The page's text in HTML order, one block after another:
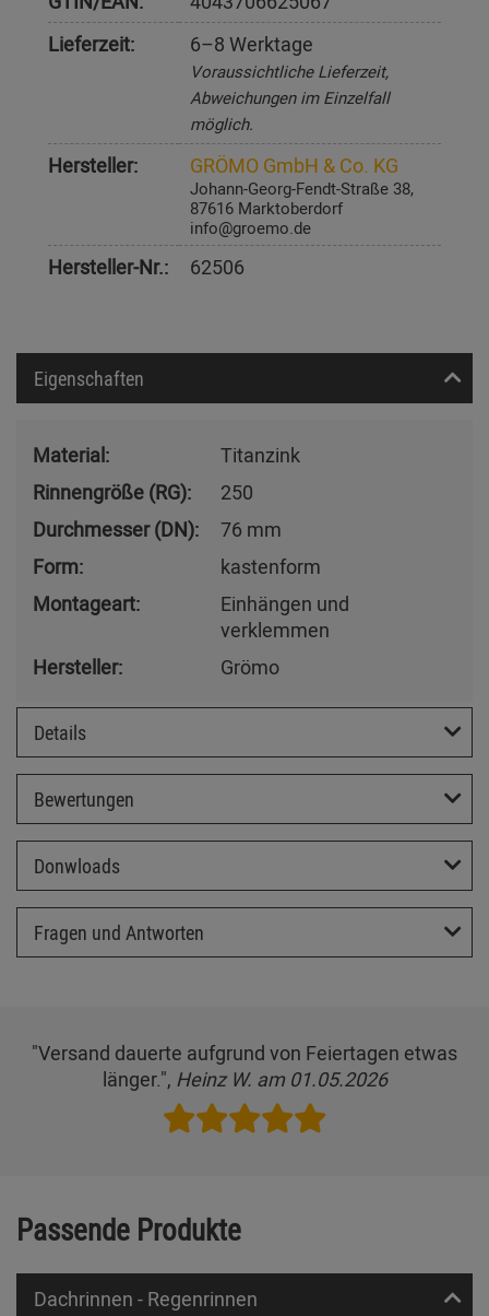
Lieferzeit:
6–8 Werktage
Voraussichtliche Lieferzeit,
Abweichungen im Einzelfall
möglich.
Hersteller: GRÖMO GmbH & Co. KG
Johann-Georg-Fendt-Straße 38,
87616 Marktoberdorf
info@groemo.de
Hersteller-Nr.: 62506
Eigenschaften
Material:
Titanzink
Rinnengröße (RG):
250
Durchmesser (DN):
76 mm
Form:
kastenform
Montageart:
Einhängen und
verklemmen
Hersteller:
Grömo
Details
Bewertungen
Donwloads
Fragen und Antworten
"Versand dauerte aufgrund von Feiertagen etwas
länger.", Heinz W. am 01.05.2026
Passende Produkte
Dachrinnen - Regenrinnen